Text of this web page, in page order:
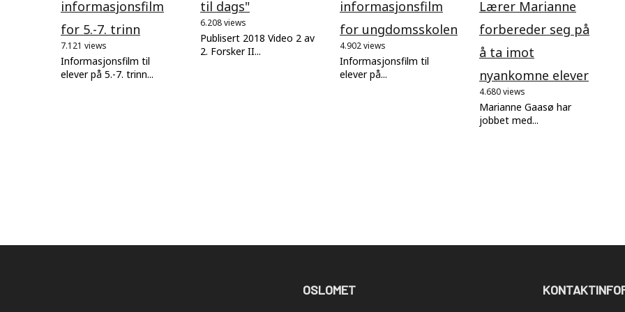
informasjonsfilm
for 5.-7. trinn
7.121 views
Informasjonsfilm til
elever på 5.-7. trinn...
til dags"
6.208 views
Publisert 2018 Video 2 av
2. Forsker II...
informasjonsfilm
for ungdomsskolen
4.902 views
Informasjonsfilm til
elever på...
Lærer Marianne
forbereder seg på
å ta imot
nyankomne elever
4.680 views
Marianne Gaasø har
jobbet med...
OSLOMET